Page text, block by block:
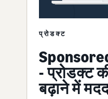
प्रोडक्ट
- प्रोडक्ट
बढ़ाने में